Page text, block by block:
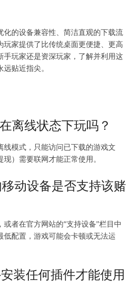
化的设备兼容性、简洁直观的下载流
玩家提供了比传统桌面更便捷、更高
手玩家还是资深玩家，了解并利用这
贴近指尖。
离线状态下玩吗？
线模式，只能访问已下载的游戏文
）需要联网才能正常使用。
动设备是否支持该赌
者在官方网站的“支持设备”栏目中
低配置，游戏可能会卡顿或无法运
装任何插件才能使用